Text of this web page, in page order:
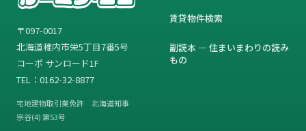
〒097-0017
北海道稚内市栄5丁目7番5号
コーポ サンロード1F
TEL：0162-32-8877
宅地建物取引業免許 北海道知事
宗谷(4) 第53号
賃貸物件検索
副読本 — 住まいまわりの読み
もの